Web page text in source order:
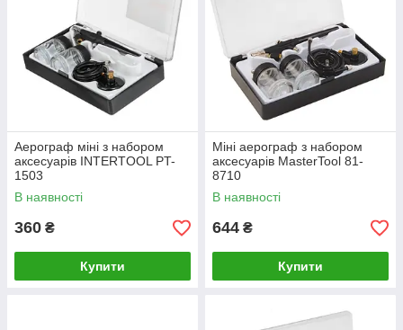
Аерограф міні з набором
аксесуарів INTERTOOL PT-
1503
В наявності
360 ₴
Купити
Міні аерограф з набором
аксесуарів MasterTool 81-
8710
В наявності
644 ₴
Купити